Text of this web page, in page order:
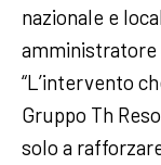
nazionale e
amministratore
“L’intervento
Gruppo Th
solo a